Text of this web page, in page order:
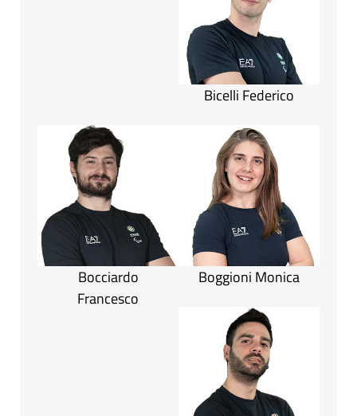
Bicelli Federico
Bocciardo
Francesco
Boggioni Monica